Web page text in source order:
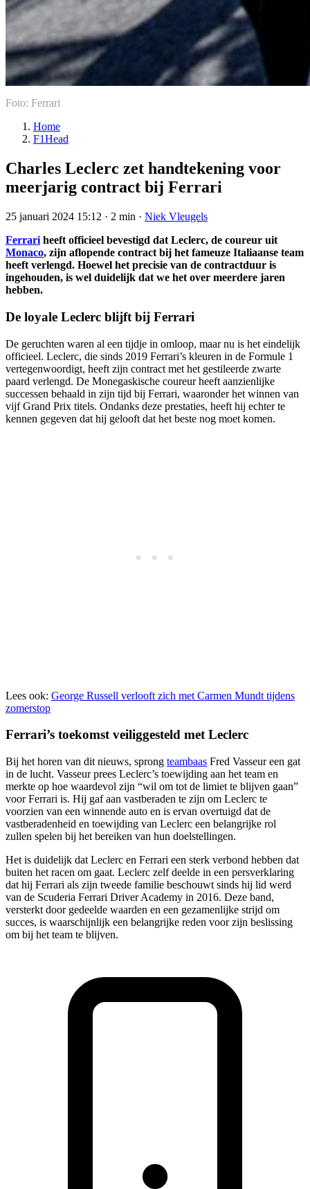
Foto: Ferrari
Home
F1Head
Charles Leclerc zet handtekening voor
meerjarig contract bij Ferrari
25 januari 2024 15:12 · 2 min · Niek Vleugels
Ferrari heeft officieel bevestigd dat Leclerc, de coureur uit
Monaco, zijn aflopende contract bij het fameuze Italiaanse team
heeft verlengd. Hoewel het precisie van de contractduur is
ingehouden, is wel duidelijk dat we het over meerdere jaren
hebben.
De loyale Leclerc blijft bij Ferrari
De geruchten waren al een tijdje in omloop, maar nu is het eindelijk
officieel. Leclerc, die sinds 2019 Ferrari’s kleuren in de Formule 1
vertegenwoordigt, heeft zijn contract met het gestileerde zwarte
paard verlengd. De Monegaskische coureur heeft aanzienlijke
successen behaald in zijn tijd bij Ferrari, waaronder het winnen van
vijf Grand Prix titels. Ondanks deze prestaties, heeft hij echter te
kennen gegeven dat hij gelooft dat het beste nog moet komen.
Lees ook: George Russell verlooft zich met Carmen Mundt tijdens
zomerstop
Ferrari’s toekomst veiliggesteld met Leclerc
Bij het horen van dit nieuws, sprong teambaas Fred Vasseur een gat
in de lucht. Vasseur prees Leclerc’s toewijding aan het team en
merkte op hoe waardevol zijn “wil om tot de limiet te blijven gaan”
voor Ferrari is. Hij gaf aan vastberaden te zijn om Leclerc te
voorzien van een winnende auto en is ervan overtuigd dat de
vastberadenheid en toewijding van Leclerc een belangrijke rol
zullen spelen bij het bereiken van hun doelstellingen.
Het is duidelijk dat Leclerc en Ferrari een sterk verbond hebben dat
buiten het racen om gaat. Leclerc zelf deelde in een persverklaring
dat hij Ferrari als zijn tweede familie beschouwt sinds hij lid werd
van de Scuderia Ferrari Driver Academy in 2016. Deze band,
versterkt door gedeelde waarden en een gezamenlijke strijd om
succes, is waarschijnlijk een belangrijke reden voor zijn beslissing
om bij het team te blijven.